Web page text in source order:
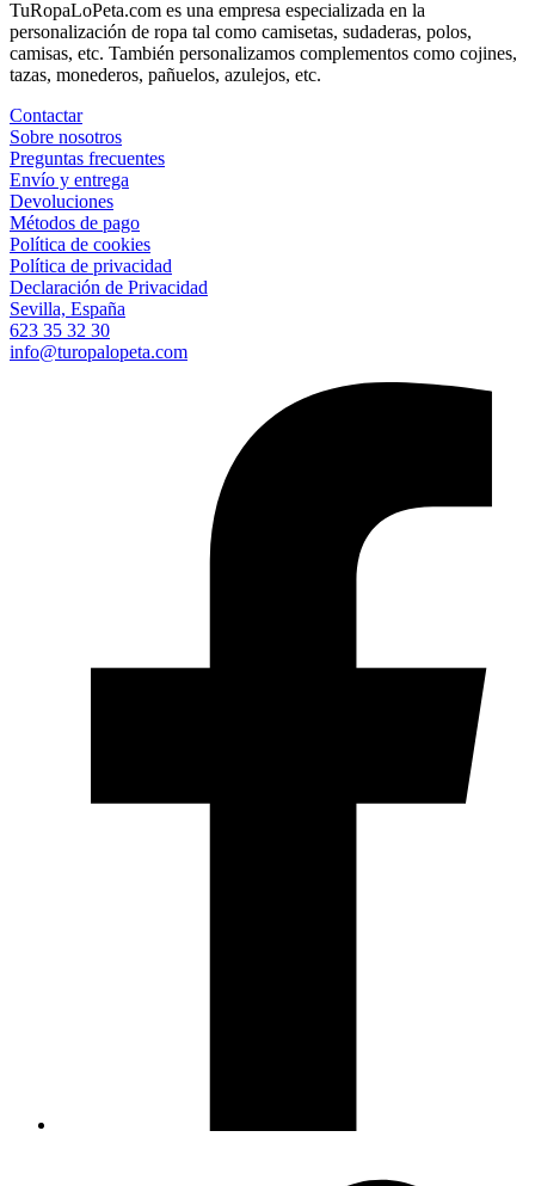
TuRopaLoPeta.com es una empresa especializada en la
personalización de ropa tal como camisetas, sudaderas, polos,
camisas, etc. También personalizamos complementos como cojines,
tazas, monederos, pañuelos, azulejos, etc.
Contactar
Sobre nosotros
Preguntas frecuentes
Envío y entrega
Devoluciones
Métodos de pago
Política de cookies
Política de privacidad
Declaración de Privacidad
Sevilla, España
623 35 32 30
info@turopalopeta.com